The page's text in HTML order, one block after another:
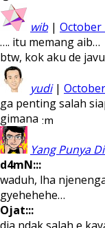
wib| October
…. itu memang aib…
btw, kok aku de javu
yudi|
ga penting salah
gimana
Yang Punya
d4mN:::
waduh, lha
gyehehehe…
Ojat:::